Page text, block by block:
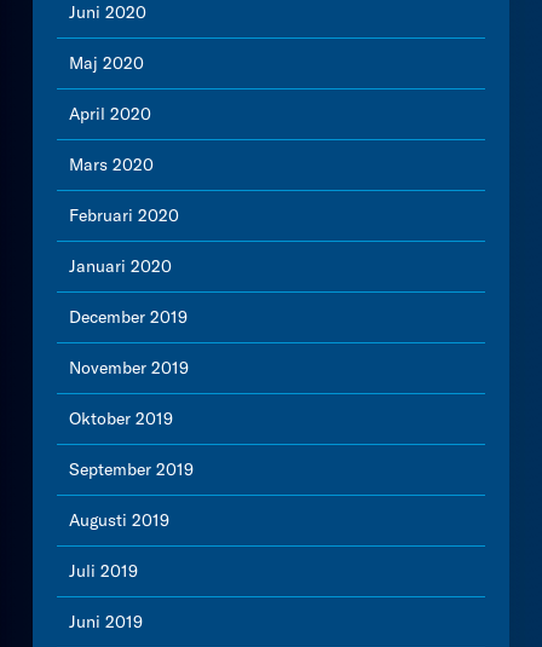
Juni 2020
Maj 2020
April 2020
Mars 2020
Februari 2020
Januari 2020
December 2019
November 2019
Oktober 2019
September 2019
Augusti 2019
Juli 2019
Juni 2019